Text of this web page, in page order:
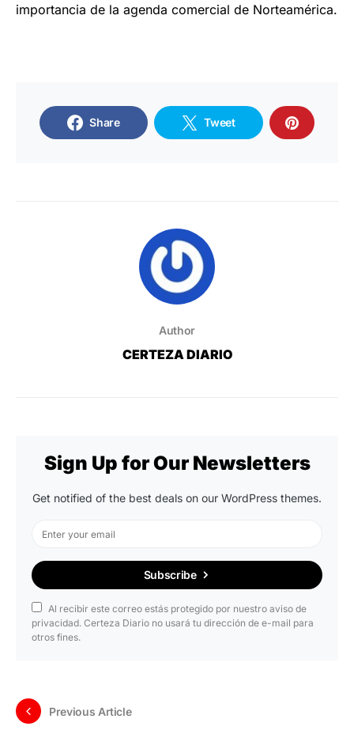
importancia de la agenda comercial de Norteamérica.
Share Tweet
Author
CERTEZA DIARIO
Sign Up for Our Newsletters
Get notified of the best deals on our WordPress themes.
Subscribe
Al recibir este correo estás protegido por nuestro aviso de
privacidad. Certeza Diario no usará tu dirección de e-mail para
otros fines.
Previous Article